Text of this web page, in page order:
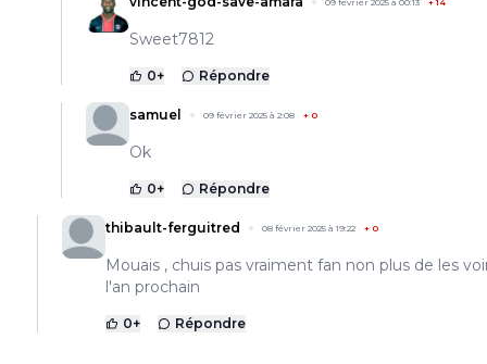
09 février 2025 à 00:13 +14
Sweet7812
0+ Répondre
samuel 09 février 2025 à 2:08 + 0
Ok
0+ Répondre
thibault-ferguitred 08 février 2025 à 19:22 + 0
Mouais , chuis pas vraiment fan non plus de les
l'an prochain
0+ Répondre